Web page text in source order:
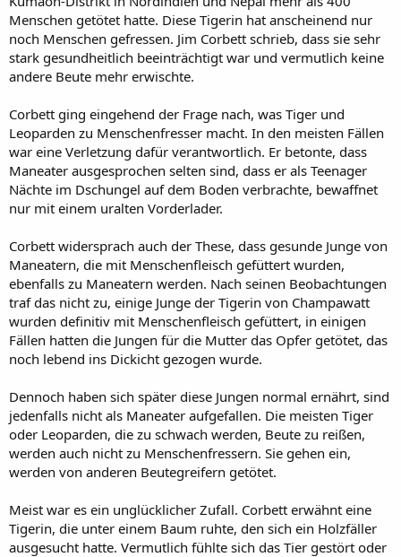
Menschen getötet hatte. Diese Tigerin hat anscheinend nur
noch Menschen gefressen. Jim Corbett schrieb, dass sie sehr
stark gesundheitlich beeinträchtigt war und vermutlich keine
andere Beute mehr erwischte.
Corbett ging eingehend der Frage nach, was Tiger und
Leoparden zu Menschenfresser macht. In den meisten Fällen
war eine Verletzung dafür verantwortlich. Er betonte, dass
Maneater ausgesprochen selten sind, dass er als Teenager
Nächte im Dschungel auf dem Boden verbrachte, bewaffnet
nur mit einem uralten Vorderlader.
Corbett widersprach auch der These, dass gesunde Junge von
Maneatern, die mit Menschenfleisch gefüttert wurden,
ebenfalls zu Maneatern werden. Nach seinen Beobachtungen
traf das nicht zu, einige Junge der Tigerin von Champawatt
wurden definitiv mit Menschenfleisch gefüttert, in einigen
Fällen hatten die Jungen für die Mutter das Opfer getötet, das
noch lebend ins Dickicht gezogen wurde.
Dennoch haben sich später diese Jungen normal ernährt, sind
jedenfalls nicht als Maneater aufgefallen. Die meisten Tiger
oder Leoparden, die zu schwach werden, Beute zu reißen,
werden auch nicht zu Menschenfressern. Sie gehen ein,
werden von anderen Beutegreifern getötet.
Meist war es ein unglücklicher Zufall. Corbett erwähnt eine
Tigerin, die unter einem Baum ruhte, den sich ein Holzfäller
ausgesucht hatte. Vermutlich fühlte sich das Tier gestört oder